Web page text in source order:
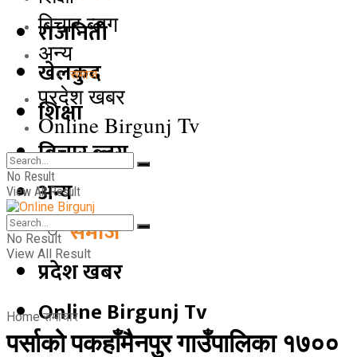
राजनिती
खेलकुद
शिक्षा
बिचार ब्लग
अन्य
समाज
प्रदेश खबर
Online Birgunj Tv
बिचार ब्लग
अन्य
समाज
प्रदेश खबर
Online Birgunj Tv
No Result
View All Result
No Result
View All Result
Home समाचार
पर्साको पकहाँमैनपुर गाउँपालिका १७००